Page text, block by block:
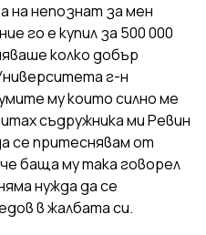
на непознат за мен
го е купил за 500 000
колко добър
г-н
му които силно ме
съдружника ми Ревин
се притеснявам от
баща му така говорел
нужда да се
в жалбата си.